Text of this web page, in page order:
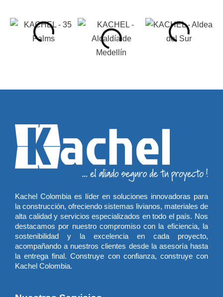
Kachel Colombia es líder en soluciones innovadoras para
la construcción, ofreciendo sistemas livianos, materiales de
alta calidad y servicios especializados en todo el país. Nos
destacamos por nuestro compromiso con la eficiencia, la
sostenibilidad y la excelencia en cada proyecto,
acompañando a nuestros clientes desde la asesoría hasta
la entrega final. Construye con confianza, construye con
Kachel Colombia.